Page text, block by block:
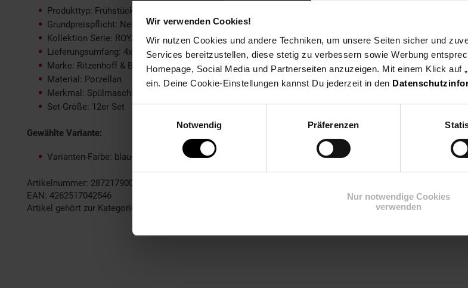
Wir verwenden Cookies!
Wir nutzen Cookies und andere Techniken, um unsere Seiten sicher und
Services bereitzustellen, diese stetig zu verbessern sowie Werbung
Homepage, Social Media und Partnerseiten anzuzeigen. Mit einem Klick auf
ein. Deine Cookie-Einstellungen kannst Du jederzeit in den
Notwendig
Präferenzen
Nur notwendige Cookies
verwenden
Produkttyp: Frühstücksset
Grundpreispflicht: Nein
Kollektion Serie: ROYAL
Lieferungsumfang: 4x Becher, 4x Teller, 4x Schale
Marke: Ritzenhoff & Breker
Material: Porzellan
Merkmal: Spülmaschinengeeignet
Set-Größe: 12er Set
Gewählte Variante:
Varianten-Farbe: blau-weiß
Artikelnummer: 2872179000
EAN: 4262517042546
Artikel gehört zur Kategorie: